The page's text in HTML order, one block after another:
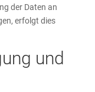
der Daten an
erfolgt dies
und